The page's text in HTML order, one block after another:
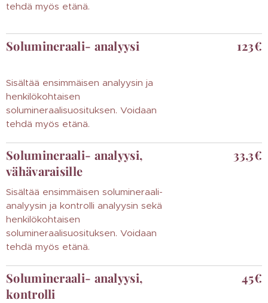
tehdä myös etänä.
Solumineraali- analyysi
Sisältää ensimmäisen analyysin ja
henkilökohtaisen
solumineraalisuosituksen. Voidaan
tehdä myös etänä.
123€
Solumineraali- analyysi,
vähävaraisille
Sisältää ensimmäisen solumineraali-
analyysin ja kontrolli analyysin sekä
henkilökohtaisen
solumineraalisuosituksen. Voidaan
tehdä myös etänä.
33,3€
Solumineraali- analyysi,
kontrolli
45€